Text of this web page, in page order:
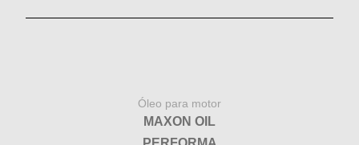
Óleo para motor
MAXON OIL